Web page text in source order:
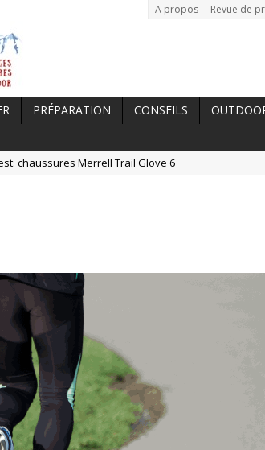
A propos Revue de
PRÉPARATION CONSEILS
chaussures Merrell Trail Glove 6